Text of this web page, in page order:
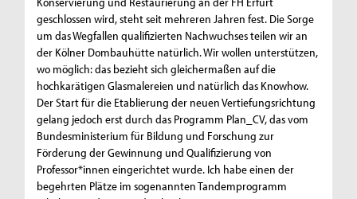
geschlossen wird, steht seit mehreren Jahren fest. Die Sorge
um das Wegfallen qualifizierten Nachwuchses teilen wir an
der Kölner Dombauhütte natürlich. Wir wollen unterstützen,
wo möglich: das bezieht sich gleichermaßen auf die
hochkarätigen Glasmalereien und natürlich das Knowhow.
Der Start für die Etablierung der neuen Vertiefungsrichtung
gelang jedoch erst durch das Programm Plan_CV, das vom
Bundesministerium für Bildung und Forschung zur
Förderung der Gewinnung und Qualifizierung von
Professor*innen eingerichtet wurde. Ich habe einen der
begehrten Plätze im sogenannten Tandemprogramm